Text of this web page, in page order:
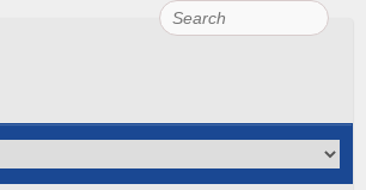
Search